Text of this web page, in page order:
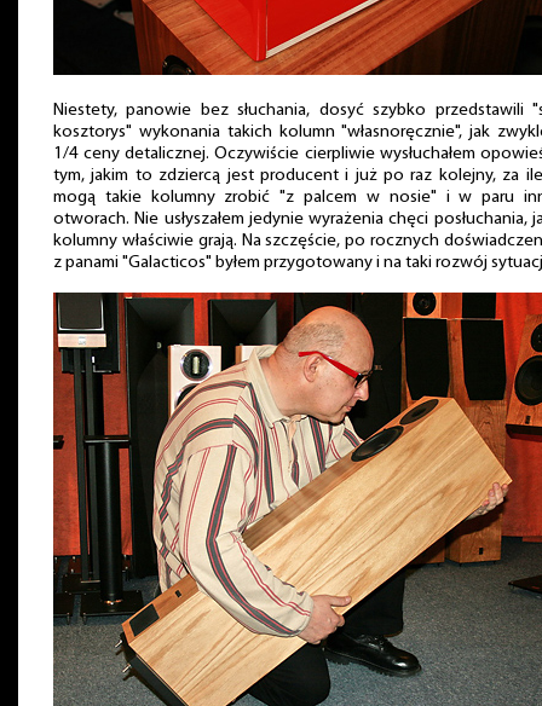
Niestety, panowie bez słuchania, dosyć szybko przedstawili
kosztorys" wykonania takich kolumn "własnoręcznie", jak
1/4 ceny detalicznej. Oczywiście cierpliwie wysłuchałem
tym, jakim to zdziercą jest producent i już po raz kolejny, za
mogą takie kolumny zrobić "z palcem w nosie" i w paru
otworach. Nie usłyszałem jedynie wyrażenia chęci posłuchania,
kolumny właściwie grają. Na szczęście, po rocznych
z panami "Galacticos" byłem przygotowany i na taki rozwój